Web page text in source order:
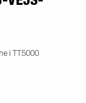
i TT5000